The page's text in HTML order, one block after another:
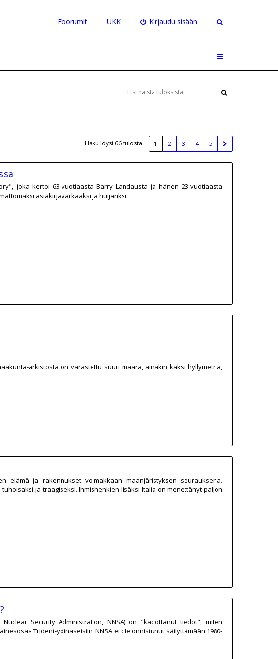
Foorumit UKK Kirjaudu sisään
Haku löysi 66 tulosta 1 2 3 4 5
joka kertoi 63-vuotiaasta Barry Landausta ja hänen 23-vuotiaasta
asiakirjavarkaaksi ja huijariksi.
arkistosta on varastettu suuri määrä, ainakin kaksi hyllymetriä,
elämä ja rakennukset voimakkaan maanjäristyksen seurauksena.
ja traagiseksi. Ihmishenkien lisäksi Italia on menettänyt paljon
Security Administration, NNSA) on "kadottanut tiedot", miten
Trident-ydinaseisiin. NNSA ei ole onnistunut säilyttämään 1980-